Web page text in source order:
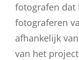
fotografen dat
fotograferen
afhankelijk
van het